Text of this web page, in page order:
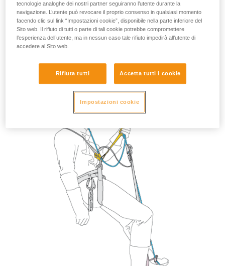
2.Mettersi in tensione sulla longe e riposizionare il CROLL
sopra l'ancoraggio.
tecnologie analoghe dei nostri partner seguiranno l’utente durante la
navigazione. L’utente può revocare il proprio consenso in qualsiasi momento
facendo clic sul link “Impostazioni cookie”, disponibile nella parte inferiore del
Sito web. Il rifiuto di tutti o parte di tali cookie potrebbe compromettere
l’esperienza dell’utente, ma in nessun caso tale rifiuto impedirà all’utente di
accedere al Sito web.
Rifiuta tutti Accetta tutti i cookie
Impostazioni cookie